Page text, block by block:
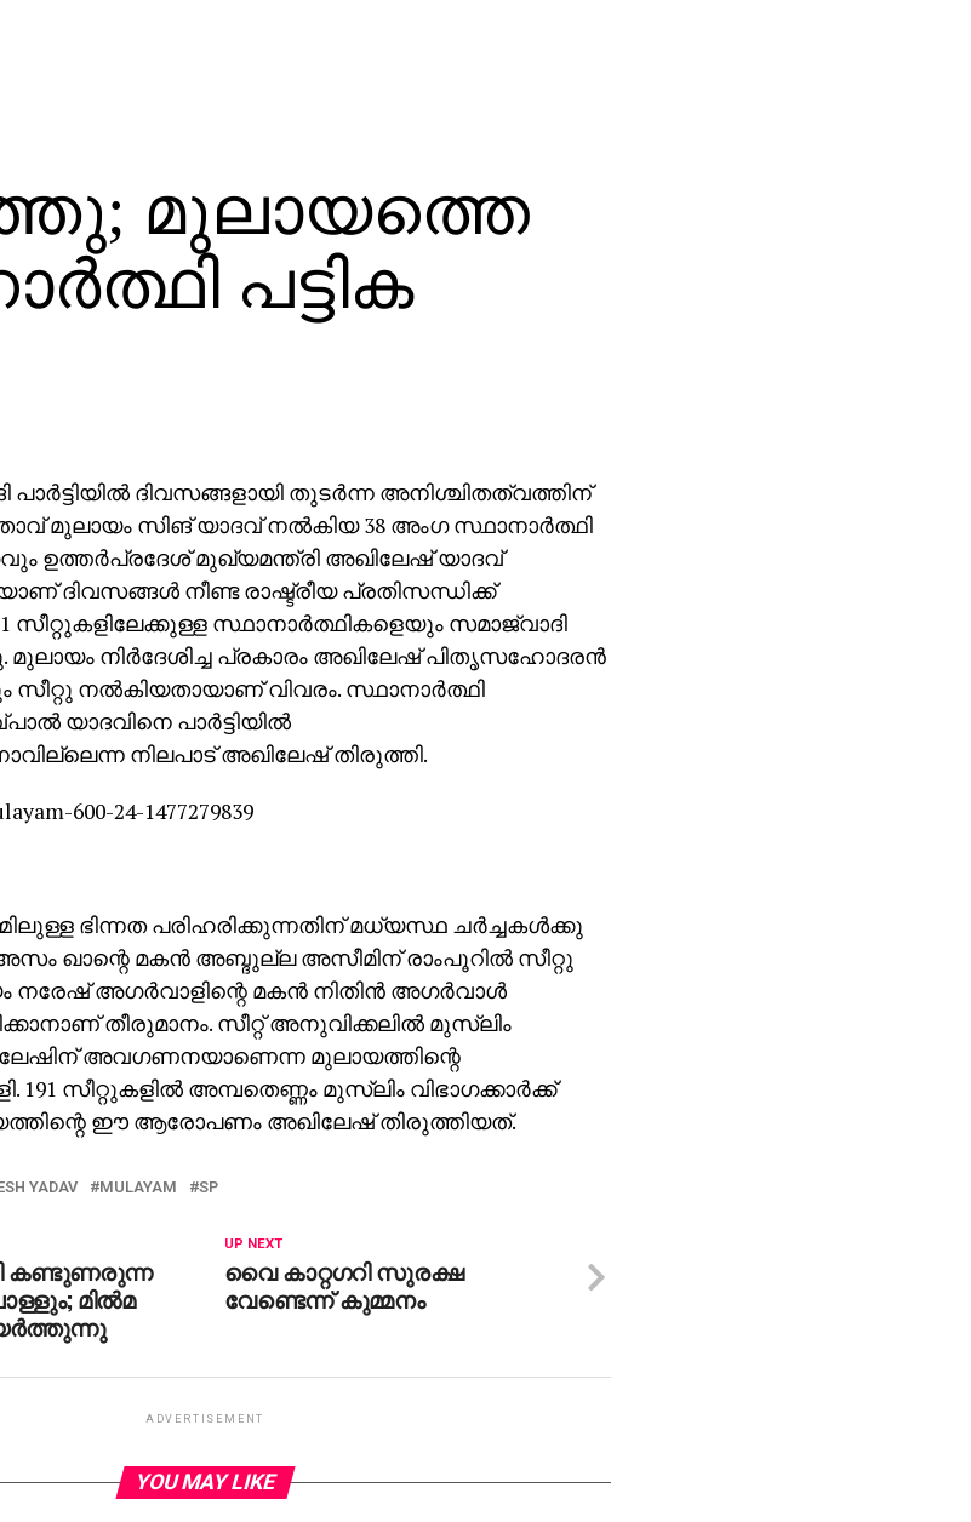
മുലായത്തെ
പട്ടിക
ദിവസങ്ങളായി തുടര്‍ന്ന അനിശ്ചിതത്വത്തിന്
മുലായം സിങ് യാദവ് നല്‍കിയ 38 അംഗ സ്ഥാനാര്‍ത്ഥി
ഉത്തര്‍പ്രദേശ് മുഖ്യമന്ത്രി അഖിലേഷ് യാദവ്
ദിവസങ്ങള്‍ നീണ്ട രാഷ്ട്രീയ പ്രതിസന്ധിക്ക്
സ്ഥാനാര്‍ത്ഥികളെയും സമാജ്‌വാദി
മുലായം നിര്‍ദേശിച്ച പ്രകാരം അഖിലേഷ് പിതൃസഹോദരന്‍
സീറ്റു നല്‍കിയതായാണ് വിവരം. സ്ഥാനാര്‍ത്ഥി
യാദവിനെ പാര്‍ട്ടിയില്‍
നിലപാട് അഖിലേഷ് തിരുത്തി.
ഭിന്നത പരിഹരിക്കുന്നതിന് മധ്യസ്ഥ ചര്‍ച്ചകള്‍ക്കു
ഖാന്റെ മകന്‍ അബ്ദുല്ല അസീമിന് രാംപൂറില്‍ സീറ്റു
അഗര്‍വാളിന്റെ മകന്‍ നിതിന്‍ അഗര്‍വാള്‍
തീരുമാനം. സീറ്റ് അനുവിക്കലില്‍ മുസ്‌ലിം
അവഗണനയാണെന്ന മുലായത്തിന്റെ
സീറ്റുകളില്‍ അമ്പതെണ്ണം മുസ്‌ലിം വിഭാഗക്കാര്‍ക്ക്
ഈ ആരോപണം അഖിലേഷ് തിരുത്തിയത്.
YADAV MULAYAM SP
UP NEXT
വൈ കാറ്റഗറി സുരക്ഷ
വേണ്ടെന്ന് കുമ്മനം
കണ്ടുണരുന്ന
മില്‍മ
ADVERTISEMENT
YOU MAY LIKE